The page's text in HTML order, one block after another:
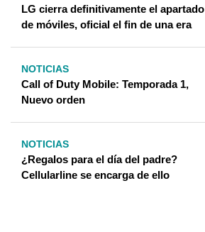
LG cierra definitivamente el apartado
de móviles, oficial el fin de una era
NOTICIAS
Call of Duty Mobile: Temporada 1,
Nuevo orden
NOTICIAS
¿Regalos para el día del padre?
Cellularline se encarga de ello